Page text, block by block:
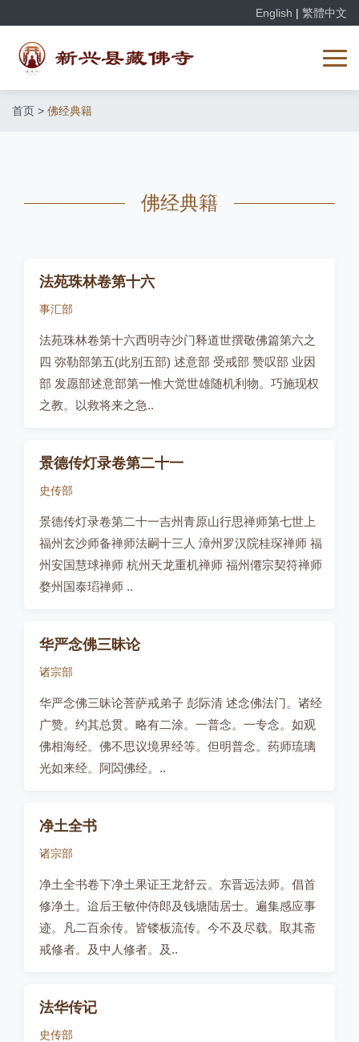
English | 繁體中文
首页 > 佛经典籍
佛经典籍
法苑珠林卷第十六
事汇部
法苑珠林卷第十六西明寺沙门释道世撰敬佛篇第六之
四 弥勒部第五(此别五部) 述意部 受戒部 赞叹部 业因
部 发愿部述意部第一惟大觉世雄随机利物。巧施现权
之教。以救将来之急..
景德传灯录卷第二十一
史传部
景德传灯录卷第二十一吉州青原山行思禅师第七世上
福州玄沙师备禅师法嗣十三人 漳州罗汉院桂琛禅师 福
州安国慧球禅师 杭州天龙重机禅师 福州僊宗契符禅师
婺州国泰瑫禅师 ..
华严念佛三昧论
诸宗部
华严念佛三昧论菩萨戒弟子 彭际清 述念佛法门。诸经
广赞。约其总贯。略有二涂。一普念。一专念。如观
佛相海经。佛不思议境界经等。但明普念。药师琉璃
光如来经。阿閦佛经。..
净土全书
诸宗部
净土全书卷下净土果证王龙舒云。东晋远法师。倡首
修净土。迨后王敏仲侍郎及钱塘陆居士。遍集感应事
迹。凡二百余传。皆镂板流传。今不及尽载。取其斋
戒修者。及中人修者。及..
法华传记
史传部